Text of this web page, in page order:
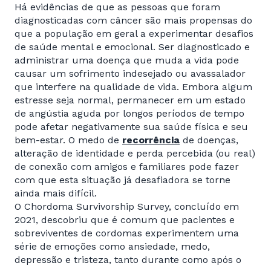
Há evidências de que as pessoas que foram
diagnosticadas com câncer são mais propensas do
que a população em geral a experimentar desafios
de saúde mental e emocional. Ser diagnosticado e
administrar uma doença que muda a vida pode
causar um sofrimento indesejado ou avassalador
que interfere na qualidade de vida. Embora algum
estresse seja normal, permanecer em um estado
de angústia aguda por longos períodos de tempo
pode afetar negativamente sua saúde física e seu
bem-estar. O medo de recorrência de doenças,
alteração de identidade e perda percebida (ou real)
de conexão com amigos e familiares pode fazer
com que esta situação já desafiadora se torne
ainda mais difícil.
O Chordoma Survivorship Survey, concluído em
2021, descobriu que é comum que pacientes e
sobreviventes de cordomas experimentem uma
série de emoções como ansiedade, medo,
depressão e tristeza, tanto durante como após o